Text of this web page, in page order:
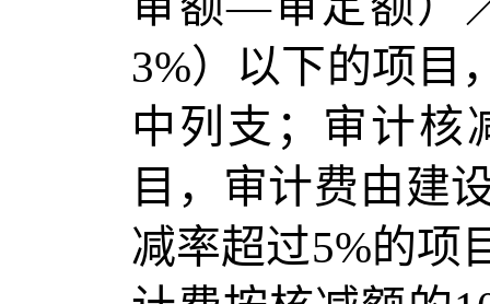
3%）以下的项目
中列支；审计核
目，审计费由建
减率超过5%的项